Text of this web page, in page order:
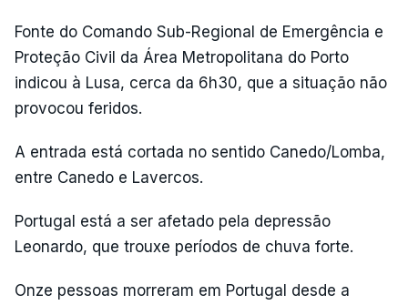
Fonte do Comando Sub-Regional de Emergência e
Proteção Civil da Área Metropolitana do Porto
indicou à Lusa, cerca da 6h30, que a situação não
provocou feridos.
A entrada está cortada no sentido Canedo/Lomba,
entre Canedo e Lavercos.
Portugal está a ser afetado pela depressão
Leonardo, que trouxe períodos de chuva forte.
Onze pessoas morreram em Portugal desde a